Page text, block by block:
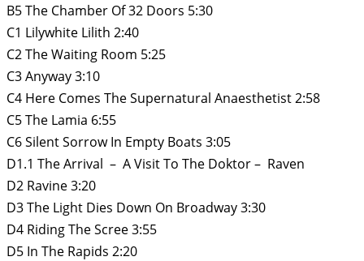
B5 The Chamber Of 32 Doors 5:30
C1 Lilywhite Lilith 2:40
C2 The Waiting Room 5:25
C3 Anyway 3:10
C4 Here Comes The Supernatural Anaesthetist 2:58
C5 The Lamia 6:55
C6 Silent Sorrow In Empty Boats 3:05
D1.1 The Arrival – A Visit To The Doktor – Raven
D2 Ravine 3:20
D3 The Light Dies Down On Broadway 3:30
D4 Riding The Scree 3:55
D5 In The Rapids 2:20